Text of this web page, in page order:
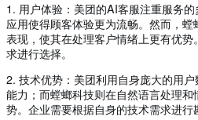
1. 用户体验：美团的AI客服注重服务
应用使得顾客体验更为流畅。然而，
表现，使其在处理客户情绪上更有优
求进行选择。
2. 技术优势：美团利用自身庞大的用
能力；而螳螂科技则在自然语言处理
势。企业需要根据自身的技术需求进行